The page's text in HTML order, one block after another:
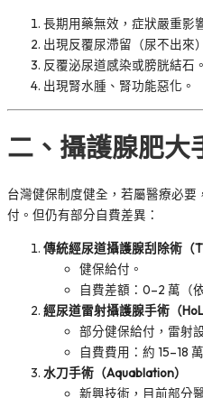
長期用藥無效，症狀嚴重影
出現反覆尿滯留（尿不出來
反覆泌尿道感染或膀胱結石。
出現腎水腫、腎功能惡化。
二、攝護腺肥大
台灣健保制度健全，若屬醫療必
付。但仍有部分自費差異：
傳統經尿道攝護腺刮除術（
健保給付。
自費差額：0–2 萬（
經尿道雷射攝護腺手術（
部分健保給付，雷射
自費費用：約 15–18
水刀手術（Aquablation）
新興技術，目前部分